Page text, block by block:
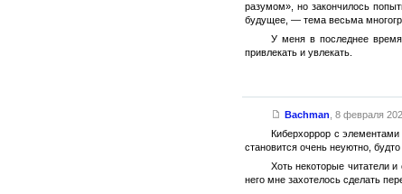
разумом», но закончилось
будущее, — тема весьма
У меня в последнее
привлекать и увлекать.
Bachman 8 февраля
Киберхоррор с
становится очень неуютно,
Хоть некоторые читатели
него мне захотелось сделать